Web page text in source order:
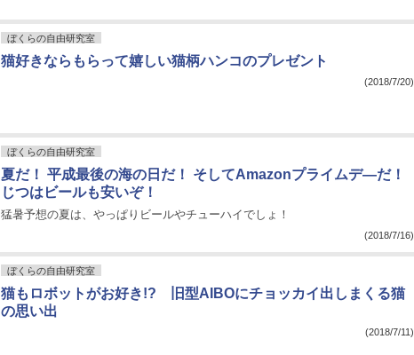
ぼくらの自由研究室
猫好きならもらって嬉しい猫柄ハンコのプレゼント
(2018/7/20)
ぼくらの自由研究室
夏だ！ 平成最後の海の日だ！ そしてAmazonプライムデ―だ！
じつはビールも安いぞ！
猛暑予想の夏は、やっぱりビールやチューハイでしょ！
(2018/7/16)
ぼくらの自由研究室
猫もロボットがお好き!? 旧型AIBOにチョッカイ出しまくる猫
の思い出
(2018/7/11)